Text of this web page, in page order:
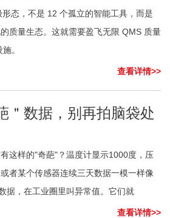
态，不是 12 个孤立的智能工具，而是
质量生态。这就需要盈飞无限 QMS 质量
。
查看详情>>
＂数据，别再拍脑袋处
这样的"奇葩"？温度计显示1000度，压
者某个传感器连续三天数据一模一样像
据，在工业圈里叫异常值。它们就
查看详情>>